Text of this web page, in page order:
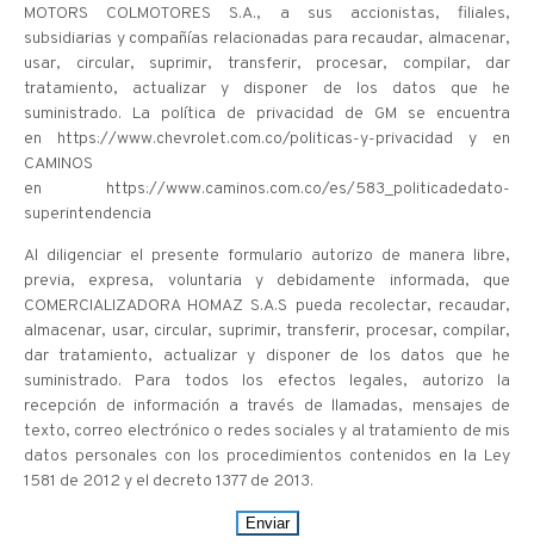
MOTORS COLMOTORES S.A., a sus accionistas, filiales,
subsidiarias y compañías relacionadas para recaudar, almacenar,
usar, circular, suprimir, transferir, procesar, compilar, dar
tratamiento, actualizar y disponer de los datos que he
suministrado. La política de privacidad de GM se encuentra
en https://www.chevrolet.com.co/politicas-y-privacidad y en
CAMINOS
en https://www.caminos.com.co/es/583_politicadedato-
superintendencia
Al diligenciar el presente formulario autorizo de manera libre,
previa, expresa, voluntaria y debidamente informada, que
COMERCIALIZADORA HOMAZ S.A.S pueda recolectar, recaudar,
almacenar, usar, circular, suprimir, transferir, procesar, compilar,
dar tratamiento, actualizar y disponer de los datos que he
suministrado. Para todos los efectos legales, autorizo la
recepción de información a través de llamadas, mensajes de
texto, correo electrónico o redes sociales y al tratamiento de mis
datos personales con los procedimientos contenidos en la Ley
1581 de 2012 y el decreto 1377 de 2013.
Enviar